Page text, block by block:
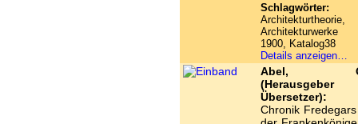
Schlagwörter:
Architekturtheorie,
1900, Katalog38
Details anzeigen…
Abel,
(Herausgeber
Übersetzer):
Chronik